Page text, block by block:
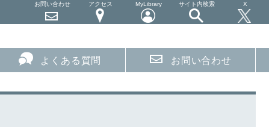
お問い合わせ アクセス MyLibrary サイト内検索 X
よくある質問 お問い合わせ